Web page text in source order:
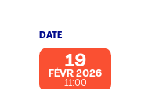
DATE
19
FÉVR 2026
11:00